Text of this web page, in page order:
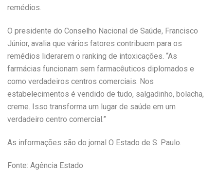
remédios.
O presidente do Conselho Nacional de Saúde, Francisco
Júnior, avalia que vários fatores contribuem para os
remédios liderarem o ranking de intoxicações. “As
farmácias funcionam sem farmacêuticos diplomados e
como verdadeiros centros comerciais. Nos
estabelecimentos é vendido de tudo, salgadinho, bolacha,
creme. Isso transforma um lugar de saúde em um
verdadeiro centro comercial.”
As informações são do jornal O Estado de S. Paulo.
Fonte: Agência Estado